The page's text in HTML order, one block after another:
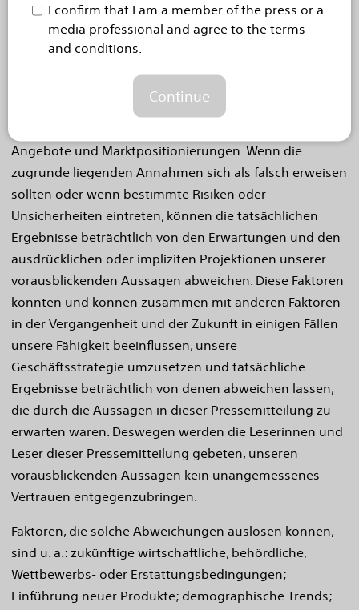
I confirm that I am a member of the press or a
media professional and agree to the terms
and conditions.
Continue
Informationen gelangt sind. Sie sind nicht dazu
gedacht, Garantien für zukünftige Ereignisse oder
enthalten u. a. Aussagen über Produkteinführungen
und Einführungsintervalle, behördliche Zulassungen,
Angebote und Marktpositionierungen. Wenn die
zugrunde liegenden Annahmen sich als falsch erweisen
sollten oder wenn bestimmte Risiken oder
Unsicherheiten eintreten, können die tatsächlichen
Ergebnisse beträchtlich von den Erwartungen und den
ausdrücklichen oder impliziten Projektionen unserer
vorausblickenden Aussagen abweichen. Diese Faktoren
konnten und können zusammen mit anderen Faktoren
in der Vergangenheit und der Zukunft in einigen Fällen
unsere Fähigkeit beeinflussen, unsere
Geschäftsstrategie umzusetzen und tatsächliche
Ergebnisse beträchtlich von denen abweichen lassen,
die durch die Aussagen in dieser Pressemitteilung zu
erwarten waren. Deswegen werden die Leserinnen und
Leser dieser Pressemitteilung gebeten, unseren
vorausblickenden Aussagen kein unangemessenes
Vertrauen entgegenzubringen.
Faktoren, die solche Abweichungen auslösen können,
sind u. a.: zukünftige wirtschaftliche, behördliche,
Wettbewerbs- oder Erstattungsbedingungen;
Einführung neuer Produkte; demographische Trends;